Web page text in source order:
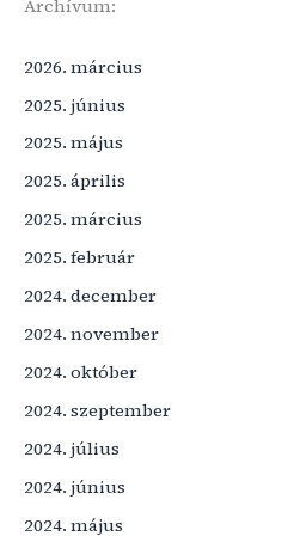
Archívum:
2026. március
2025. június
2025. május
2025. április
2025. március
2025. február
2024. december
2024. november
2024. október
2024. szeptember
2024. július
2024. június
2024. május